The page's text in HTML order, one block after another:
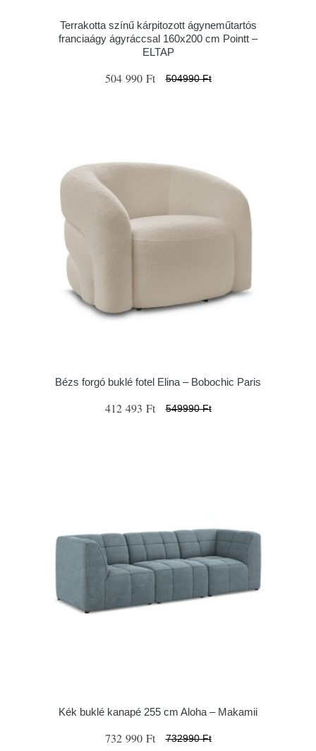
Terrakotta színű kárpitozott ágyneműtartós
franciaágy ágyráccsal 160x200 cm Pointt –
ELTAP
504 990 Ft 504990 Ft
Bézs forgó buklé fotel Elina – Bobochic Paris
412 493 Ft 549990 Ft
Kék buklé kanapé 255 cm Aloha – Makamii
732 990 Ft 732990 Ft